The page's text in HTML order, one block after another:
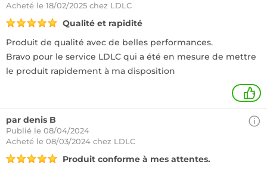
Acheté le 18/02/2025 chez LDLC
Qualité et rapidité
Produit de qualité avec de belles performances.
Bravo pour le service LDLC qui a été en mesure de mettre
le produit rapidement à ma disposition
+
par denis B
Publié le 08/04/2024
Acheté le 08/03/2024 chez LDLC
Produit conforme à mes attentes.